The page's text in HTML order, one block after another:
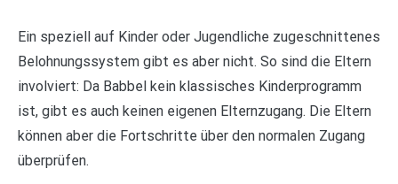
Ein speziell auf Kinder oder Jugendliche zugeschnittenes
Belohnungssystem gibt es aber nicht. So sind die Eltern
involviert: Da Babbel kein klassisches Kinderprogramm
ist, gibt es auch keinen eigenen Elternzugang. Die Eltern
können aber die Fortschritte über den normalen Zugang
überprüfen.